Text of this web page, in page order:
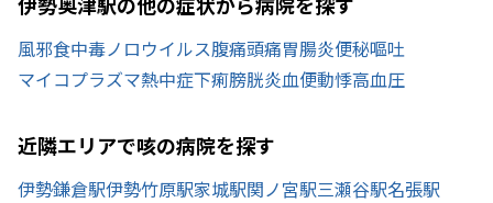
風邪食中毒ノロウイルス腹痛頭痛胃腸炎便秘嘔吐
マイコプラズマ熱中症下痢膀胱炎血便動悸高血圧
近隣エリアで咳の病院を探す
伊勢鎌倉駅伊勢竹原駅家城駅関ノ宮駅三瀬谷駅名張駅